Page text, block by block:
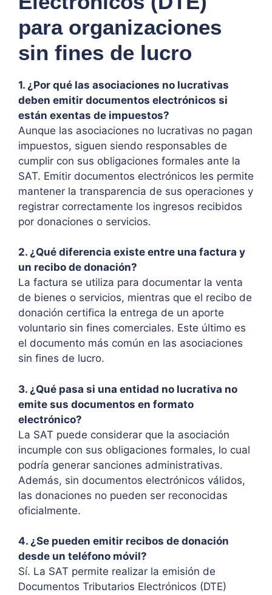
para organizaciones
sin fines de lucro
1. ¿Por qué las asociaciones no lucrativas
deben emitir documentos electrónicos si
están exentas de impuestos?
Aunque las asociaciones no lucrativas no pagan
impuestos, siguen siendo responsables de
cumplir con sus obligaciones formales ante la
SAT. Emitir documentos electrónicos les permite
mantener la transparencia de sus operaciones y
registrar correctamente los ingresos recibidos
por donaciones o servicios.
2. ¿Qué diferencia existe entre una factura y
un recibo de donación?
La factura se utiliza para documentar la venta
de bienes o servicios, mientras que el recibo de
donación certifica la entrega de un aporte
voluntario sin fines comerciales. Este último es
el documento más común en las asociaciones
sin fines de lucro.
3. ¿Qué pasa si una entidad no lucrativa no
emite sus documentos en formato
electrónico?
La SAT puede considerar que la asociación
incumple con sus obligaciones formales, lo cual
podría generar sanciones administrativas.
Además, sin documentos electrónicos válidos,
las donaciones no pueden ser reconocidas
oficialmente.
4. ¿Se pueden emitir recibos de donación
desde un teléfono móvil?
Sí. La SAT permite realizar la emisión de
Documentos Tributarios Electrónicos (DTE)